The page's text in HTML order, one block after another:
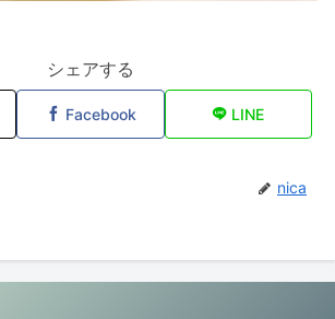
シェアする
Facebook LINE
nica